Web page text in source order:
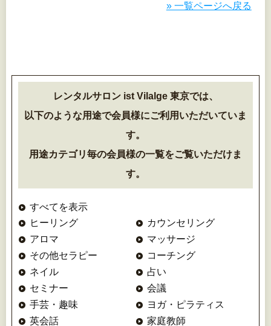
» 一覧ページへ戻る
レンタルサロン ist Vilalge 東京では、
以下のような用途で会員様にご利用いただいていま
す。
用途カテゴリ毎の会員様の一覧をご覧いただけま
す。
すべてを表示
ヒーリング
カウンセリング
アロマ
マッサージ
その他セラピー
コーチング
ネイル
占い
セミナー
会議
手芸・趣味
ヨガ・ピラティス
英会話
家庭教師